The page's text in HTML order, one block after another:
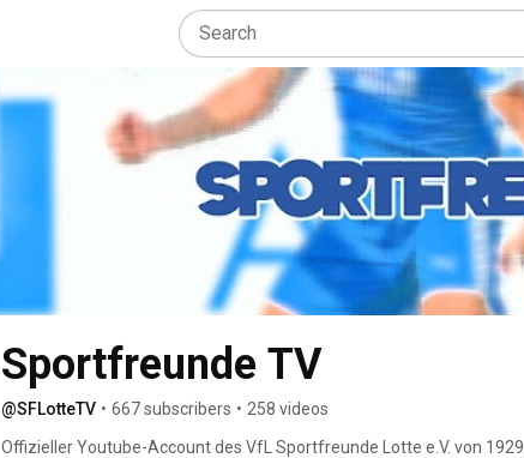
Sportfreunde TV
@SFLotteTV • 667 subscribers • 258 videos
Offizieller Youtube-Account des VfL Sportfreunde Lotte e.V. von 1929